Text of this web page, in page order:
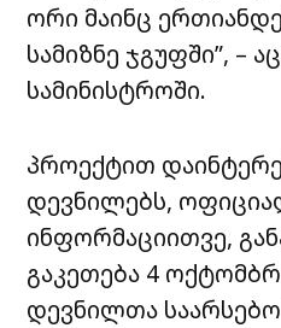
ორი მაინც
სამიზნე ჯგუფში”, –
სამინისტროში.
პროექტით
დევნილებს,
ინფორმაციითვე,
გაკეთება 4
დევნილთა